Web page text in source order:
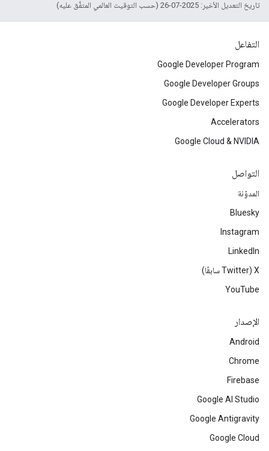
تاريخ التعديل الأخير: 2025-07-26 (حسب التوقيت العالمي المتفَّق عليه)
التفاعل
Google Developer Program
Google Developer Groups
Google Developer Experts
Accelerators
Google Cloud & NVIDIA
التواصل
المدوّنة
Bluesky
Instagram
LinkedIn
‫X ‏(Twitter سابقًا)
YouTube
الإصدار
Android
Chrome
Firebase
Google AI Studio
Google Antigravity
Google Cloud